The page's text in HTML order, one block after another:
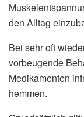
den Alltag
Bei sehr oft
vorbeugende
Medikamenten
hemmen.